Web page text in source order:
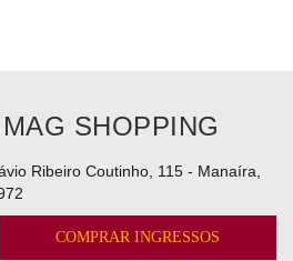
SHOPPING
Ribeiro Coutinho, 115 - Manaíra,
COMPRAR INGRESSOS